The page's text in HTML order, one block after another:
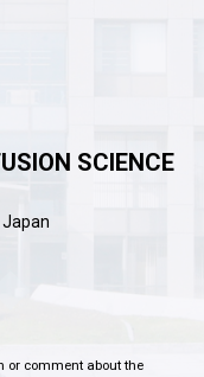
SCIENCE
or comment about the